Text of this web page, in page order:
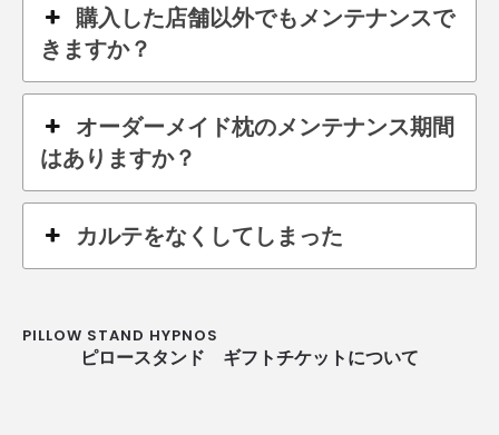
購入した店舗以外でもメンテナンスで
きますか？
オーダーメイド枕のメンテナンス期間
はありますか？
カルテをなくしてしまった
PILLOW STAND HYPNOS
ピロースタンド ギフトチケットについて